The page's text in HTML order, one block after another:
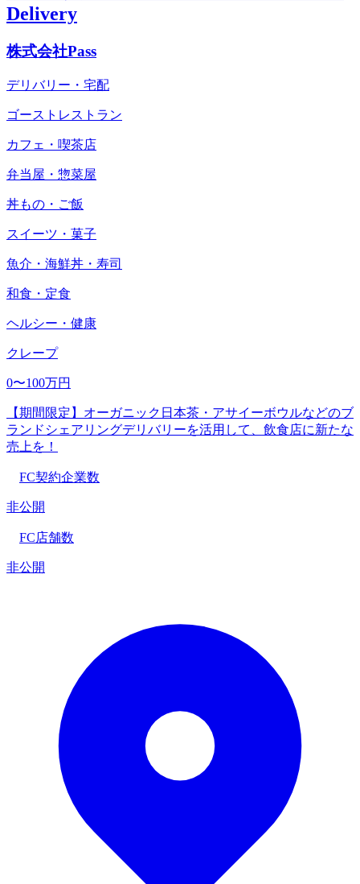
Delivery
株式会社Pass
デリバリー・宅配
ゴーストレストラン
カフェ・喫茶店
弁当屋・惣菜屋
丼もの・ご飯
スイーツ・菓子
魚介・海鮮丼・寿司
和食・定食
ヘルシー・健康
クレープ
0〜100万円
【期間限定】オーガニック日本茶・アサイーボウルなどのブ
ランドシェアリングデリバリーを活用して、飲食店に新たな
売上を！
FC契約企業数
非公開
FC店舗数
非公開